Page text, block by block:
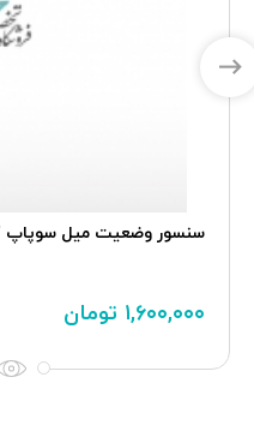
سنسور وضعيت ميل سوپاپ EF7 دنا سورن، AECS
۱,۶۰۰,۰۰۰ تومان